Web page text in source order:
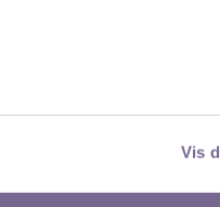
Vis
den 12. november.
ved